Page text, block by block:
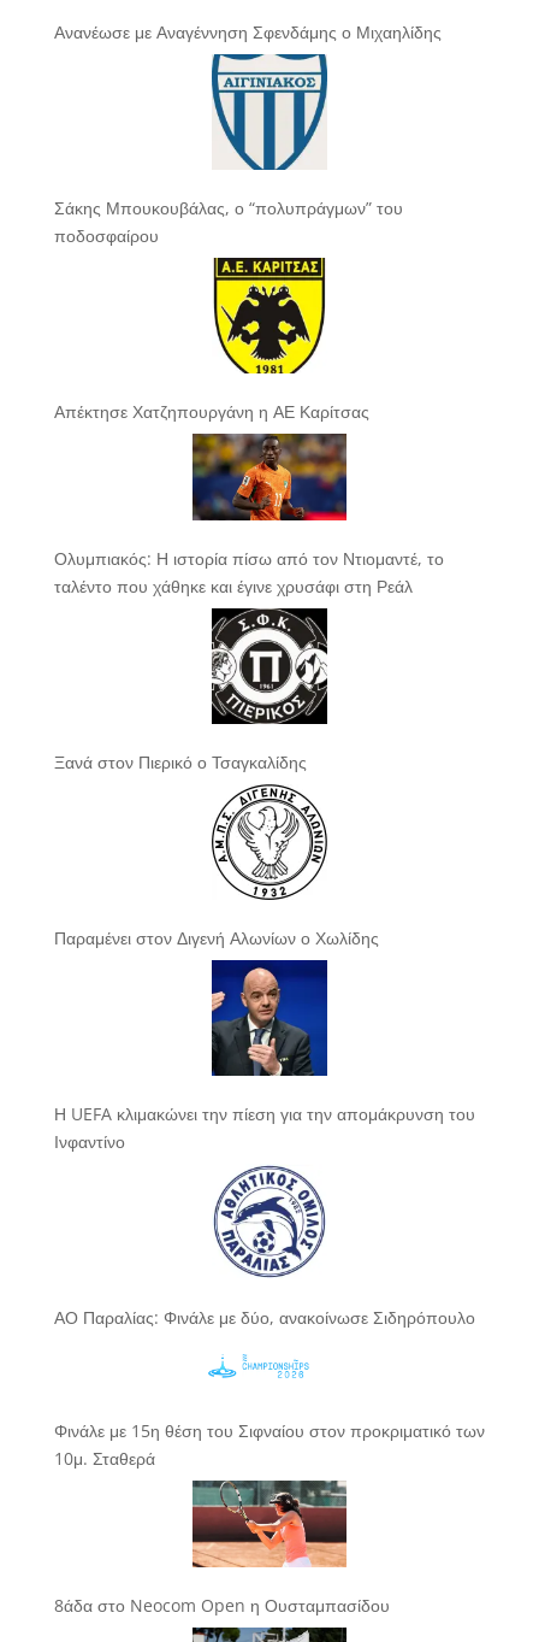
Ανανέωσε με Αναγέννηση Σφενδάμης ο Μιχαηλίδης
Σάκης Μπουκουβάλας, ο “πολυπράγμων” του
ποδοσφαίρου
Απέκτησε Χατζηπουργάνη η ΑΕ Καρίτσας
Ολυμπιακός: Η ιστορία πίσω από τον Ντιομαντέ, το
ταλέντο που χάθηκε και έγινε χρυσάφι στη Ρεάλ
Ξανά στον Πιερικό ο Τσαγκαλίδης
Παραμένει στον Διγενή Αλωνίων ο Χωλίδης
Η UEFA κλιμακώνει την πίεση για την απομάκρυνση του
Ινφαντίνο
ΑΟ Παραλίας: Φινάλε με δύο, ανακοίνωσε Σιδηρόπουλο
Φινάλε με 15η θέση του Σιφναίου στον προκριματικό των
10μ. Σταθερά
8άδα στο Neocom Open η Ουσταμπασίδου